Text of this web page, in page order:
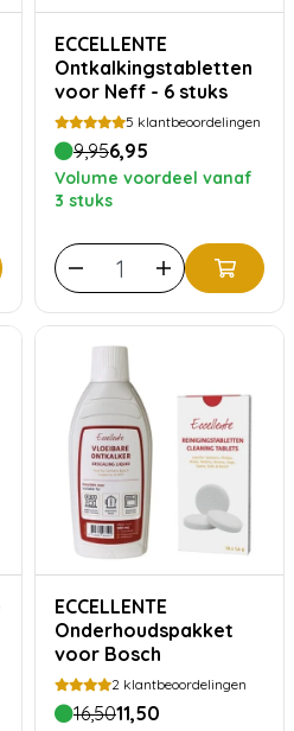
ECCELLENTE
Ontkalkingstabletten
voor Neff - 6 stuks
5 klantbeoordelingen
9,956,95
Volume voordeel vanaf
3 stuks
ECCELLENTE
Onderhoudspakket
voor Bosch
2 klantbeoordelingen
16,5011,50